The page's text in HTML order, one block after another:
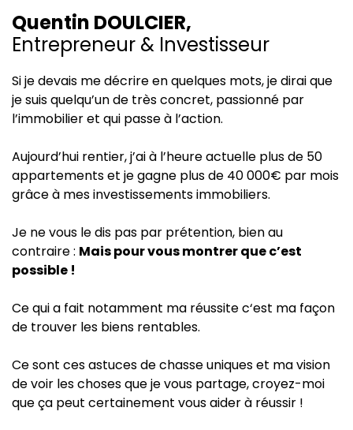
Quentin DOULCIER,
Entrepreneur & Investisseur
Si je devais me décrire en quelques mots, je dirai que
je suis quelqu’un de très concret, passionné par
l’immobilier et qui passe à l’action.
Aujourd’hui rentier, j’ai à l’heure actuelle plus de 50
appartements et je gagne plus de 40 000€ par mois
grâce à mes investissements immobiliers.
Je ne vous le dis pas par prétention, bien au
contraire : Mais pour vous montrer que c’est
possible !
Ce qui a fait notamment ma réussite c‘est ma façon
de trouver les biens rentables.
Ce sont ces astuces de chasse uniques et ma vision
de voir les choses que je vous partage, croyez-moi
que ça peut certainement vous aider à réussir !